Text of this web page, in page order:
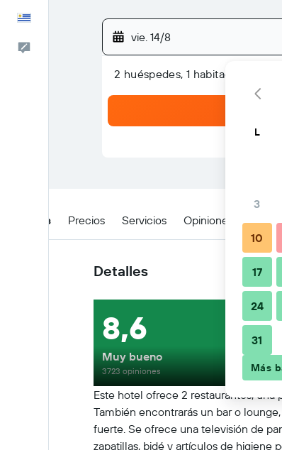
Comentarios
vie. 14/8
2 huéspedes, 1 habitación
Detalles Precios Servicios Opiniones
Detalles
Este hotel ofrece 2 restaurantes, una
También encontrarás un bar o
fuerte. Se ofrece una televisión de
zapatillas, bidé y artículos de higiene
8,6
Muy bueno
3723 opiniones
L
3
10
17
24
31
Más